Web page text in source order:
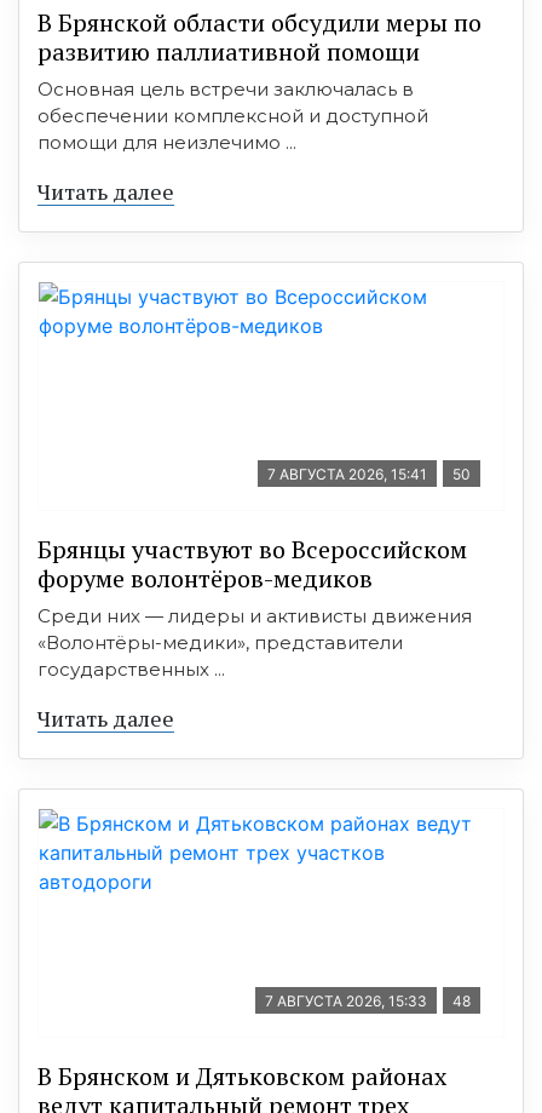
В Брянской области обсудили меры по
развитию паллиативной помощи
Основная цель встречи заключалась в
обеспечении комплексной и доступной
помощи для неизлечимо ...
Читать далее
7 АВГУСТА 2026, 15:41 50
Брянцы участвуют во Всероссийском
форуме волонтёров-медиков
Среди них — лидеры и активисты движения
«Волонтёры-медики», представители
государственных ...
Читать далее
7 АВГУСТА 2026, 15:33 48
В Брянском и Дятьковском районах
ведут капитальный ремонт трех